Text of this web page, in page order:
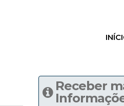
Receber